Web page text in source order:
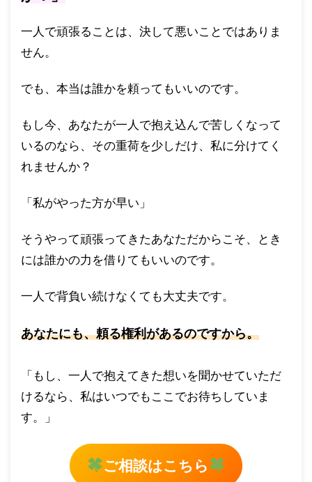
一人で頑張ることは、決して悪いことではありま
せん。
でも、本当は誰かを頼ってもいいのです。
もし今、あなたが一人で抱え込んで苦しくなって
いるのなら、その重荷を少しだけ、私に分けてく
れませんか？
「私がやった方が早い」
そうやって頑張ってきたあなただからこそ、とき
には誰かの力を借りてもいいのです。
一人で背負い続けなくても大丈夫です。
あなたにも、頼る権利があるのですから。
「もし、一人で抱えてきた想いを聞かせていただ
けるなら、私はいつでもここでお待ちしていま
す。」
ご相談はこちら